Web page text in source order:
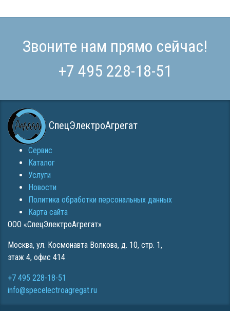
Звоните нам прямо сейчас!
+7 495 228-18-51
СпецЭлектроАгрегат
Сервис
Каталог
Услуги
Новости
Политика обработки персональных данных
Карта сайта
ООО «СпецЭлектроАгрегат»
Москва, ул. Космонавта Волкова, д. 10, стр. 1,
этаж 4, офис 414
+7 495 228-18-51
info@specelectroagregat.ru